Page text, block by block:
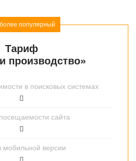
Тариф
производство»